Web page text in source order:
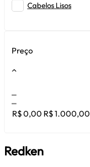
Cabelos Lisos
Cabelos Secos
Preço
R$ 0,00 R$ 1.000,00
Redken